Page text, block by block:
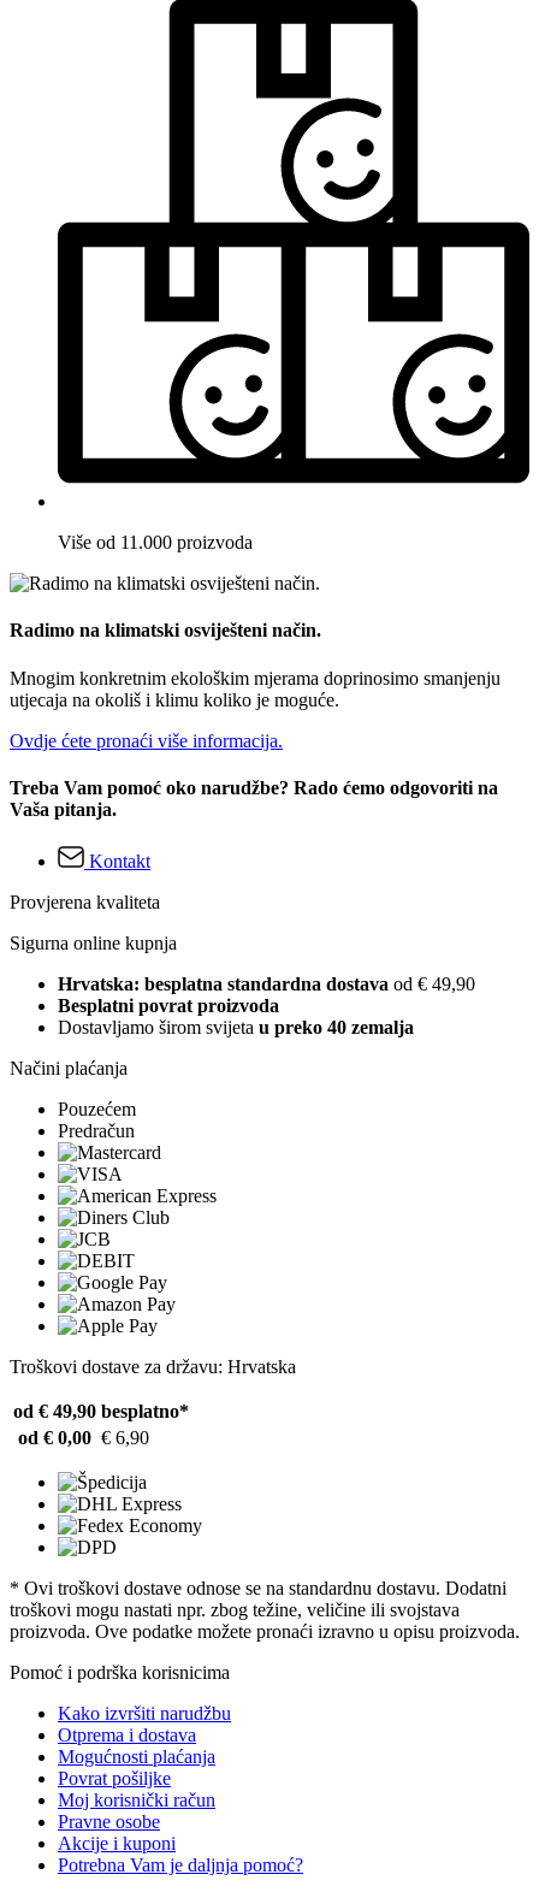
Više od 11.000 proizvoda
Radimo na klimatski osviješteni način.
Mnogim konkretnim ekološkim mjerama doprinosimo smanjenju
utjecaja na okoliš i klimu koliko je moguće.
Ovdje ćete pronaći više informacija.
Treba Vam pomoć oko narudžbe? Rado ćemo odgovoriti na
Vaša pitanja.
Kontakt
Provjerena kvaliteta
Sigurna online kupnja
Hrvatska: besplatna standardna dostava od € 49,90
Besplatni povrat proizvoda
Dostavljamo širom svijeta u preko 40 zemalja
Načini plaćanja
Pouzećem
Predračun
Troškovi dostave za državu: Hrvatska
od € 49,90 besplatno*
od € 0,00 € 6,90
* Ovi troškovi dostave odnose se na standardnu ​​dostavu. Dodatni
troškovi mogu nastati npr. zbog težine, veličine ili svojstava
proizvoda. Ove podatke možete pronaći izravno u opisu proizvoda.
Pomoć i podrška korisnicima
Kako izvršiti narudžbu
Otprema i dostava
Mogućnosti plaćanja
Povrat pošiljke
Moj korisnički račun
Pravne osobe
Akcije i kuponi
Potrebna Vam je daljnja pomoć?